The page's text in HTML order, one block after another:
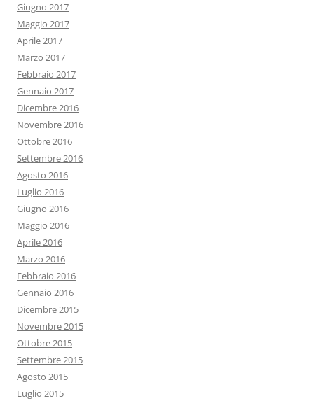
Giugno 2017
Maggio 2017
Aprile 2017
Marzo 2017
Febbraio 2017
Gennaio 2017
Dicembre 2016
Novembre 2016
Ottobre 2016
Settembre 2016
Agosto 2016
Luglio 2016
Giugno 2016
Maggio 2016
Aprile 2016
Marzo 2016
Febbraio 2016
Gennaio 2016
Dicembre 2015
Novembre 2015
Ottobre 2015
Settembre 2015
Agosto 2015
Luglio 2015